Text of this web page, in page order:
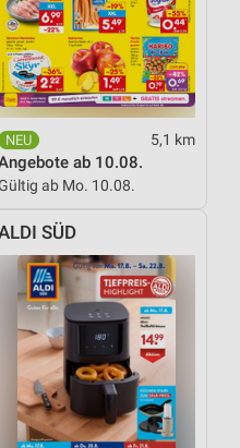
5,1 km
ab 10.08.
ab Mo. 10.08.
SÜD
Statistiken oder
der Angebote
Auswahl von